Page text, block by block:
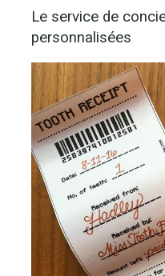
Le service de
personnalisées